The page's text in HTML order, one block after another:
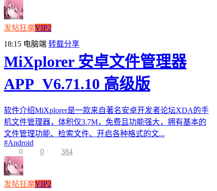
发帖狂魔VIP2
18:15 电脑端 转载分享
MiXplorer 安卓文件管理器
APP_V6.71.10 高级版
软件介绍MiXplorer是一款来自著名安卓开发者论坛XDA的手
机文件管理器，体积仅3.7M，免费且功能强大，拥有基本的
文件管理功能、检索文件、开启各种格式的文...
#Android
0
0 384
发帖狂魔VIP2